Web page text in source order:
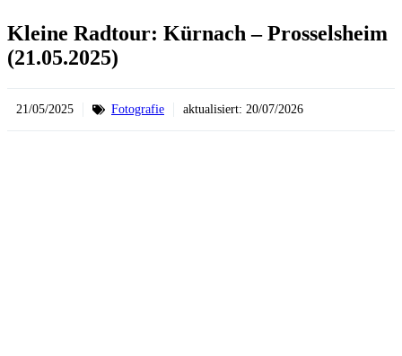
Kleine Radtour: Kürnach – Prosselsheim
(21.05.2025)
21/05/2025 Fotografie aktualisiert: 20/07/2026